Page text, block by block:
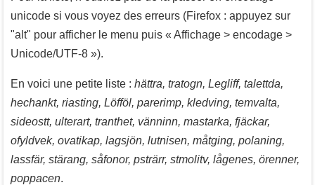
unicode si vous voyez des erreurs (Firefox : appuyez sur
"alt" pour afficher le menu puis « Affichage > encodage >
Unicode/UTF-8 »).
En voici une petite liste : hättra, tratogn, Legliff, talettda,
hechankt, riasting, Löfföl, parerimp, kledving, temvalta,
sideostt, ulterart, tranthet, vänninn, mastarka, fjäckar,
ofyldvek, ovatikap, lagsjön, lutnisen, måtging, polaning,
lassfär, stärang, såfonor, psträrr, stmolitv, lågenes, örenner,
poppacen.